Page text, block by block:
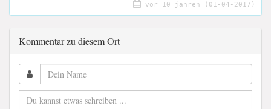
vor 10 jahren (01-04-2017)
Kommentar zu diesem Ort